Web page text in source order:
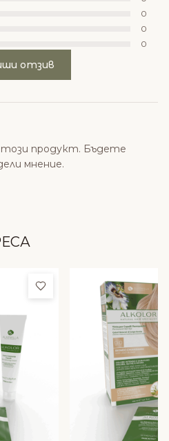
0
0
0
отзив
този продукт. Бъдете
мнение.
Добави в любими